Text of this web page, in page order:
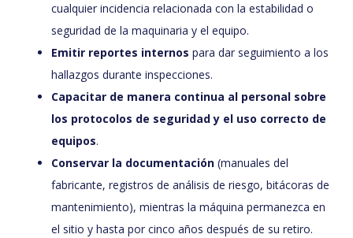
cualquier incidencia relacionada con la estabilidad o
seguridad de la maquinaria y el equipo.
Emitir reportes internos para dar seguimiento a los
hallazgos durante inspecciones.
Capacitar de manera continua al personal sobre
los protocolos de seguridad y el uso correcto de
equipos.
Conservar la documentación (manuales del
fabricante, registros de análisis de riesgo, bitácoras de
mantenimiento), mientras la máquina permanezca en
el sitio y hasta por cinco años después de su retiro.